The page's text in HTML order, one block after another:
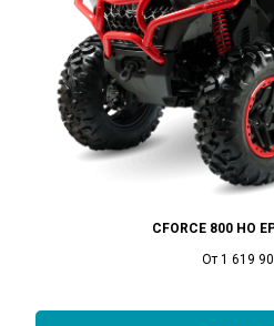
CFORCE 800 HO
От 1 619